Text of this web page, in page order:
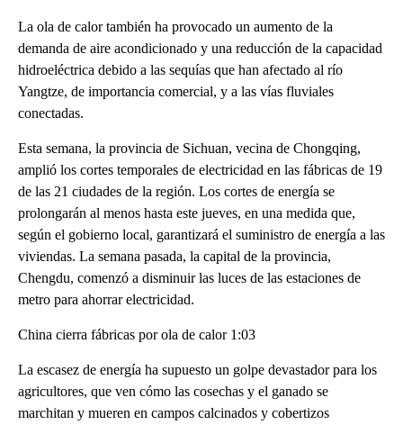
La ola de calor también ha provocado un aumento de la
demanda de aire acondicionado y una reducción de la capacidad
hidroeléctrica debido a las sequías que han afectado al río
Yangtze, de importancia comercial, y a las vías fluviales
conectadas.
Esta semana, la provincia de Sichuan, vecina de Chongqing,
amplió los cortes temporales de electricidad en las fábricas de 19
de las 21 ciudades de la región. Los cortes de energía se
prolongarán al menos hasta este jueves, en una medida que,
según el gobierno local, garantizará el suministro de energía a las
viviendas. La semana pasada, la capital de la provincia,
Chengdu, comenzó a disminuir las luces de las estaciones de
metro para ahorrar electricidad.
China cierra fábricas por ola de calor 1:03
La escasez de energía ha supuesto un golpe devastador para los
agricultores, que ven cómo las cosechas y el ganado se
marchitan y mueren en campos calcinados y cobertizos